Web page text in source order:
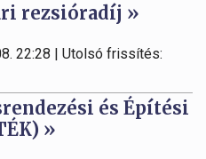
rezsióradíj »
22:28 | Utolsó frissítés:
és Építési
»